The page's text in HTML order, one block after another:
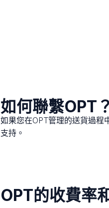
如何聯繫OPT？
如果您在OPT管理的送貨過程
支持。
OPT的收費率